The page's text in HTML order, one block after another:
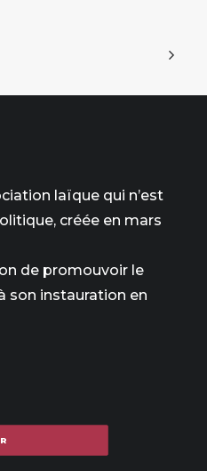
laïque qui n’est
créée en mars
de promouvoir le
son instauration en